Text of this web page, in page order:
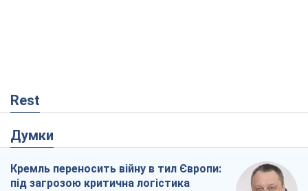
Rest
Думки
Кремль переносить війну в тил Європи:
під загрозою критична логістика